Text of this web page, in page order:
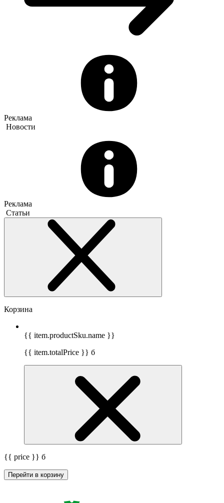
Реклама
Новости
Реклама
Статьи
Корзина
{{ item.productSku.name }}
{{ item.totalPrice }} б
{{ price }} б
Перейти в корзину